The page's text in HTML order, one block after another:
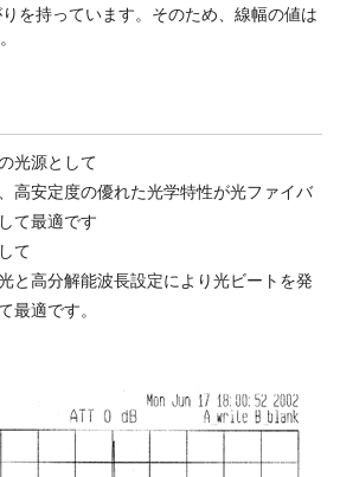
を持っています。そのため、線幅の値は
光源として
高安定度の優れた光学特性が光ファイバ
て最適です
て
と高分解能波長設定により光ビートを発
最適です。